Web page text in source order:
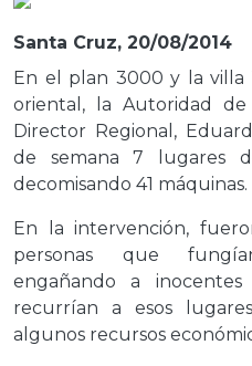
Santa Cruz, 20/08/2014
En el plan 3000 y la villa
oriental, la Autoridad
Director Regional,
de semana 7 lugares
decomisando 41 máquinas.
En la intervención,
personas que
engañando a
recurrían a esos
algunos recursos